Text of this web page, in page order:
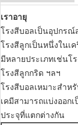
เราอายุ
โรงสีบอลเป็นอุปกร
โรงสีลูกเป็นหนึ่งในเ
มีหลายประเภทเช่นโ
โรงสีลูกกริด ฯลฯ
โรงสีบอลเหมาะสำห
เคมีสามารถแบ่งออก
ประจุที่แตกต่างกัน